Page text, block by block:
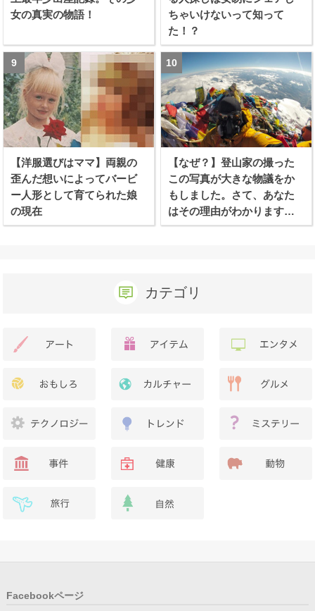
女の真実の物語！
ちゃいけないって知って
た！？
【洋服選びはママ】両親の
歪んだ想いによってバービ
ー人形として育てられた娘
の現在
【なぜ？】登山家の撮った
この写真が大きな物議をか
もしました。さて、あなた
はその理由がわかります
か？
カテゴリ
Facebookページ